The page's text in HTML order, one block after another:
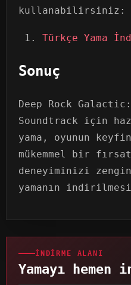
kullanabilirsiniz:
Türkçe Yama
Sonuç
Deep Rock
Soundtrack için
yama, oyunun
mükemmel bir
deneyiminizi
yamanın
İNDIRME ALANI
Yamayı hemen